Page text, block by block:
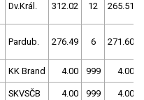
Dv.Král. 312.02 12 265.51
Pardub. 276.49 6 271.60
KK Brand 4.00 999 4.00
SKVSČB 4.00 999 4.00